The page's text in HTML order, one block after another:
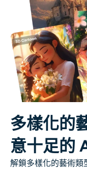
多樣化的
意十足的
解鎖多樣化的藝術類